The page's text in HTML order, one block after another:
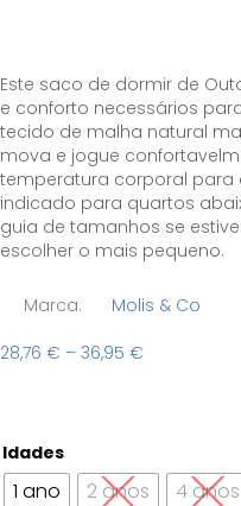
Este saco de dormir de
e conforto necessários
tecido de malha natural
mova e jogue
temperatura corporal para
indicado para quartos
guia de tamanhos se
escolher o mais pequeno.
Marca:
Molis & Co
28,76 € – 36,95 €
Idades
1 ano 2 anos 4 anos